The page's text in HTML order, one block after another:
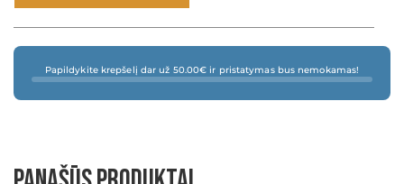
Papildykite krepšelį dar už 50.00€ ir pristatymas bus nemokamas!